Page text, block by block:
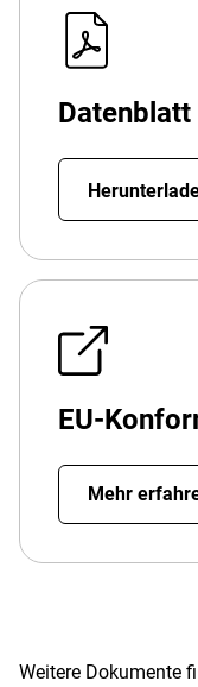
Datenblatt
EU-
Mehr
Weitere Dokumente